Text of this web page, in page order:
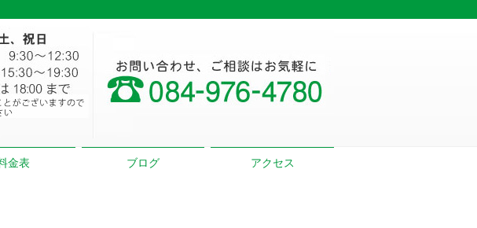
金表 ブログ アクセス